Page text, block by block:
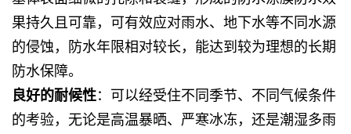
果持久且可靠，可有效应对雨水、地下水等不同水源
的侵蚀，防水年限相对较长，能达到较为理想的长期
防水保障。
良好的耐候性：可以经受住不同季节、不同气候条件
的考验，无论是高温暴晒、严寒冰冻，还是潮湿多雨